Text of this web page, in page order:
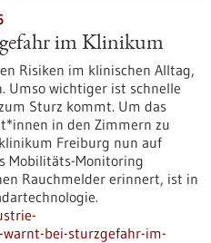
im Klinikum
Risiken im klinischen Alltag,
Umso wichtiger ist schnelle
Sturz kommt. Um das
in den Zimmern zu
Freiburg nun auf
Mobilitäts-Monitoring
Rauchmelder erinnert, ist in
bei-sturzgefahr-im-